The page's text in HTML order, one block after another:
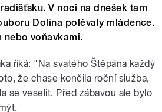
V noci na dnešek tam
Dolina polévaly mládence.
nebo voňavkami.
říká: "Na svatého Štěpána každý
že chase končila roční služba,
se veselit. Před zábavou ale bylo